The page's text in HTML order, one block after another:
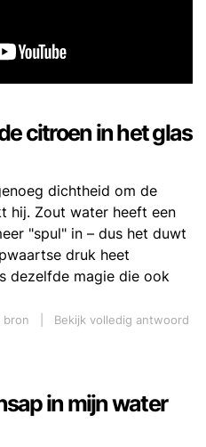
citroen in het glas
dichtheid om de
hij. Zout water heeft een
"spul" in – dus het duwt
druk heet
dezelfde magie die ook
bron
Bekijk volledig antwoord
in mijn water